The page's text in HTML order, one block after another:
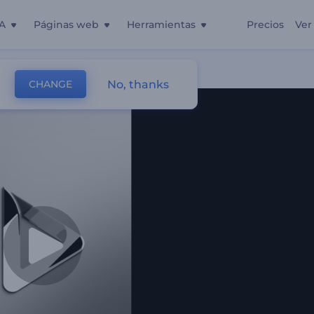
Páginas web Herramientas Precios Ver
CHANGE No, thanks